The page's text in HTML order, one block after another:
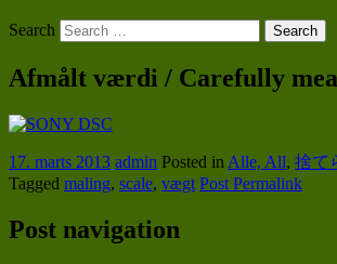
Search
tphoto.dk
POV
Afmålt værdi / Carefully
17. marts 2013 admin Posted in Alle, All, 捨て
Tagged maling, scale, vægt Post Permalink
Post navigation